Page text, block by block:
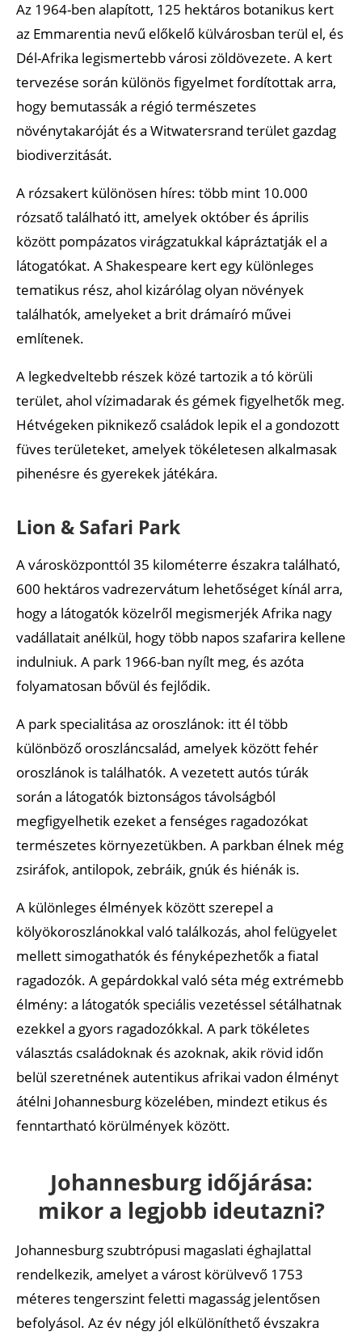
Az 1964-ben alapított, 125 hektáros botanikus kert
az Emmarentia nevű előkelő külvárosban terül el, és
Dél-Afrika legismertebb városi zöldövezete. A kert
tervezése során különös figyelmet fordítottak arra,
hogy bemutassák a régió természetes
növénytakaróját és a Witwatersrand terület gazdag
biodiverzitását.
A rózsakert különösen híres: több mint 10.000
rózsatő található itt, amelyek október és április
között pompázatos virágzatukkal kápráztatják el a
látogatókat. A Shakespeare kert egy különleges
tematikus rész, ahol kizárólag olyan növények
találhatók, amelyeket a brit drámaíró művei
említenek.
A legkedveltebb részek közé tartozik a tó körüli
terület, ahol vízimadarak és gémek figyelhetők meg.
Hétvégeken piknikező családok lepik el a gondozott
füves területeket, amelyek tökéletesen alkalmasak
pihenésre és gyerekek játékára.
Lion & Safari Park
A városközponttól 35 kilométerre északra található,
600 hektáros vadrezervátum lehetőséget kínál arra,
hogy a látogatók közelről megismerjék Afrika nagy
vadállatait anélkül, hogy több napos szafarira kellene
indulniuk. A park 1966-ban nyílt meg, és azóta
folyamatosan bővül és fejlődik.
A park specialitása az oroszlánok: itt él több
különböző oroszláncsalád, amelyek között fehér
oroszlánok is találhatók. A vezetett autós túrák
során a látogatók biztonságos távolságból
megfigyelhetik ezeket a fenséges ragadozókat
természetes környezetükben. A parkban élnek még
zsiráfok, antilopok, zebráik, gnúk és hiénák is.
A különleges élmények között szerepel a
kölyökoroszlánokkal való találkozás, ahol felügyelet
mellett simogathatók és fényképezhetők a fiatal
ragadozók. A gepárdokkal való séta még extrémebb
élmény: a látogatók speciális vezetéssel sétálhatnak
ezekkel a gyors ragadozókkal. A park tökéletes
választás családoknak és azoknak, akik rövid időn
belül szeretnének autentikus afrikai vadon élményt
átélni Johannesburg közelében, mindezt etikus és
fenntartható körülmények között.
Johannesburg időjárása:
mikor a legjobb ideutazni?
Johannesburg szubtrópusi magaslati éghajlattal
rendelkezik, amelyet a várost körülvevő 1753
méteres tengerszint feletti magasság jelentősen
befolyásol. Az év négy jól elkülöníthető évszakra